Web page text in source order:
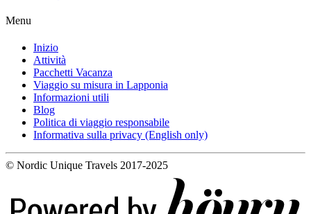
Menu
Inizio
Attività
Pacchetti Vacanza
Viaggio su misura in Lapponia
Informazioni utili
Blog
Politica di viaggio responsabile
Informativa sulla privacy (English only)
© Nordic Unique Travels 2017-2025